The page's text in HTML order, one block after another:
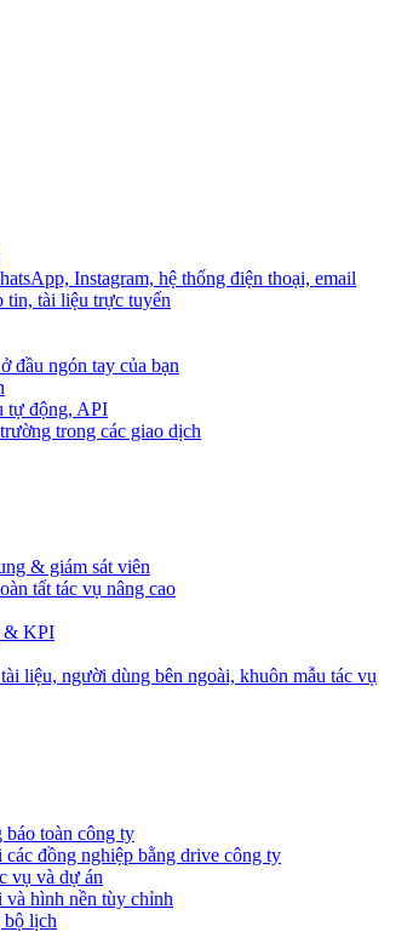
Instagram, hệ thống điện thoại, email
tin, tài liệu trực tuyến
đầu ngón tay của bạn
tự động, API
trong các giao dịch
& giám sát viên
tất tác vụ nâng cao
& KPI
liệu, người dùng bên ngoài, khuôn mẫu tác vụ
toàn công ty
đồng nghiệp bằng drive công ty
vụ và dự án
hình nền tùy chỉnh
bộ lịch